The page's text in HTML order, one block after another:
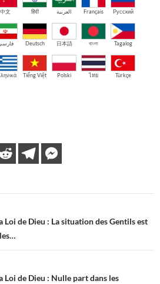
中文 हिंदी العربية Français Русский
Deutsch 日本語 বাংলা Tagalog
Tiếng Việt Polski ไทย Türkçe
Loi de Dieu : La situation des Gentils est
Loi de Dieu : Nulle part dans les